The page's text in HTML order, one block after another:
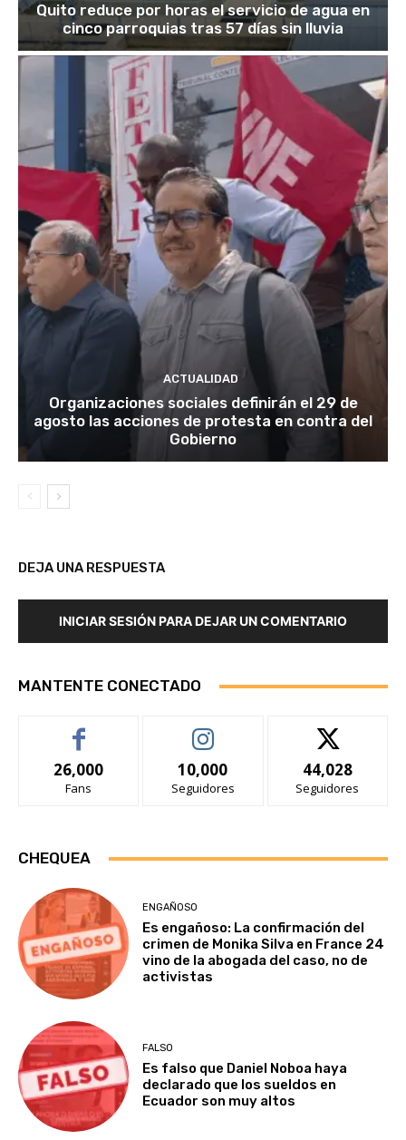
Quito reduce por horas el servicio de agua en
cinco parroquias tras 57 días sin lluvia
ACTUALIDAD
Organizaciones sociales definirán el 29 de
agosto las acciones de protesta en contra del
Gobierno
DEJA UNA RESPUESTA
INICIAR SESIÓN PARA DEJAR UN COMENTARIO
MANTENTE CONECTADO
26,000
Fans
10,000
Seguidores
44,028
Seguidores
CHEQUEA
ENGAÑOSO
Es engañoso: La confirmación del
crimen de Monika Silva en France 24
vino de la abogada del caso, no de
activistas
FALSO
Es falso que Daniel Noboa haya
declarado que los sueldos en
Ecuador son muy altos